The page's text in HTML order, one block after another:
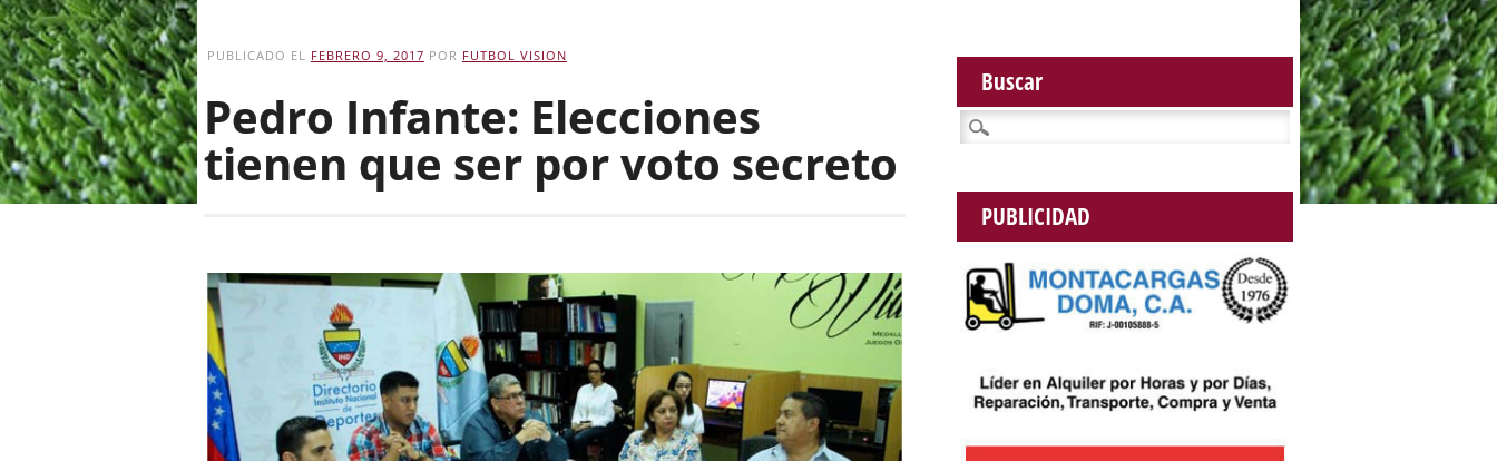
PUBLICADO EL FEBRERO 9, 2017 POR FUTBOL VISION
Pedro Infante: Elecciones
tienen que ser por voto secreto
Buscar
Buscar:
PUBLICIDAD